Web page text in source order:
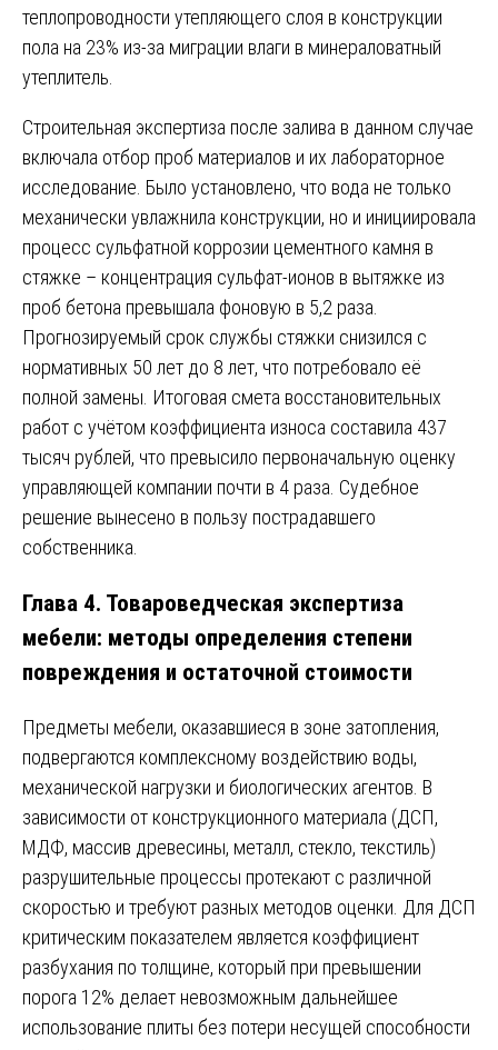
теплопроводности утепляющего слоя в конструкции
пола на 23% из-за миграции влаги в минераловатный
утеплитель.
Строительная экспертиза после залива в данном случае
включала отбор проб материалов и их лабораторное
исследование. Было установлено, что вода не только
механически увлажнила конструкции, но и инициировала
процесс сульфатной коррозии цементного камня в
стяжке – концентрация сульфат-ионов в вытяжке из
проб бетона превышала фоновую в 5,2 раза.
Прогнозируемый срок службы стяжки снизился с
нормативных 50 лет до 8 лет, что потребовало её
полной замены. Итоговая смета восстановительных
работ с учётом коэффициента износа составила 437
тысяч рублей, что превысило первоначальную оценку
управляющей компании почти в 4 раза. Судебное
решение вынесено в пользу пострадавшего
собственника.
Глава 4. Товароведческая экспертиза
мебели: методы определения степени
повреждения и остаточной стоимости
Предметы мебели, оказавшиеся в зоне затопления,
подвергаются комплексному воздействию воды,
механической нагрузки и биологических агентов. В
зависимости от конструкционного материала (ДСП,
МДФ, массив древесины, металл, стекло, текстиль)
разрушительные процессы протекают с различной
скоростью и требуют разных методов оценки. Для ДСП
критическим показателем является коэффициент
разбухания по толщине, который при превышении
порога 12% делает невозможным дальнейшее
использование плиты без потери несущей способности